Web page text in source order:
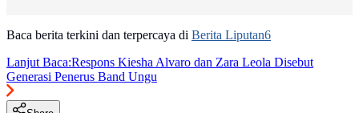
Baca berita terkini dan terpercaya di Berita Liputan6
Lanjut Baca:Respons Kiesha Alvaro dan Zara Leola Disebut
Generasi Penerus Band Ungu